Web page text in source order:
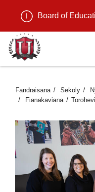
Board of Education
Fandraisana Sekoly
Fianakaviana